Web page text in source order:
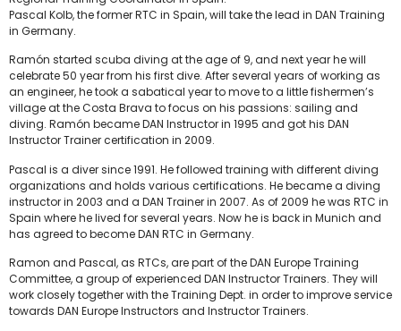
Pascal Kolb, the former RTC in Spain, will take the lead in DAN Training
in Germany.
Ramón started scuba diving at the age of 9, and next year he will
celebrate 50 year from his first dive. After several years of working as
an engineer, he took a sabatical year to move to a little fishermen’s
village at the Costa Brava to focus on his passions: sailing and
diving. Ramón became DAN Instructor in 1995 and got his DAN
Instructor Trainer certification in 2009.
Pascal is a diver since 1991. He followed training with different diving
organizations and holds various certifications. He became a diving
instructor in 2003 and a DAN Trainer in 2007. As of 2009 he was RTC in
Spain where he lived for several years. Now he is back in Munich and
has agreed to become DAN RTC in Germany.
Ramon and Pascal, as RTCs, are part of the DAN Europe Training
Committee, a group of experienced DAN Instructor Trainers. They will
work closely together with the Training Dept. in order to improve service
towards DAN Europe Instructors and Instructor Trainers.